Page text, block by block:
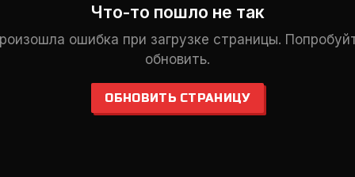
Что-то пошло не так
ошибка при загрузке страницы.
обновить.
ОБНОВИТЬ СТРАНИЦУ